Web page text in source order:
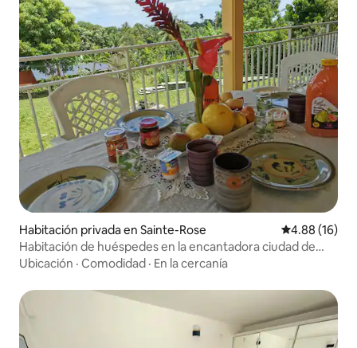
Habitación privada en Sainte-Rose Calificación
4.88 (16)
Habitación de huéspedes en la encantadora ciudad de
Sainte Rose
Ubicación · Comodidad · En la cercanía